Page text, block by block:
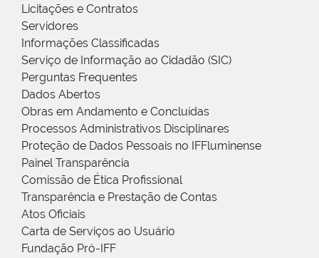
Licitações e Contratos
Servidores
Informações Classificadas
Serviço de Informação ao Cidadão (SIC)
Perguntas Frequentes
Dados Abertos
Obras em Andamento e Concluídas
Processos Administrativos Disciplinares
Proteção de Dados Pessoais no IFFluminense
Painel Transparência
Comissão de Ética Profissional
Transparência e Prestação de Contas
Atos Oficiais
Carta de Serviços ao Usuário
Fundação Pró-IFF